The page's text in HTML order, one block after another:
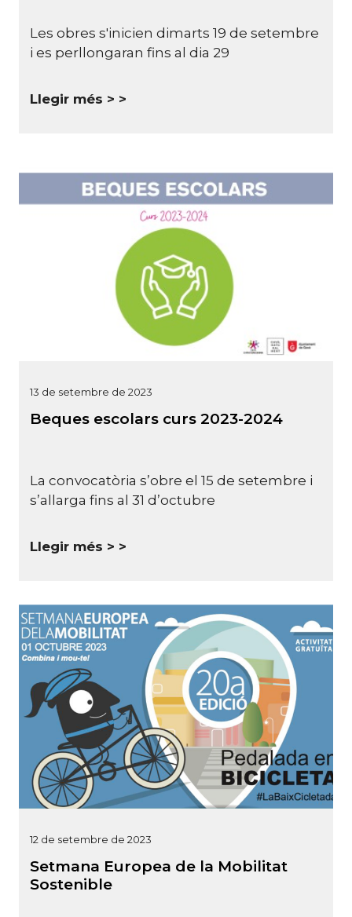
Les obres s'inicien dimarts 19 de setembre
i es perllongaran fins al dia 29
Llegir més >
13 de setembre de 2023
Beques escolars curs 2023-2024
La convocatòria s’obre el 15 de setembre i
s’allarga fins al 31 d’octubre
Llegir més >
12 de setembre de 2023
Setmana Europea de la Mobilitat
Sostenible